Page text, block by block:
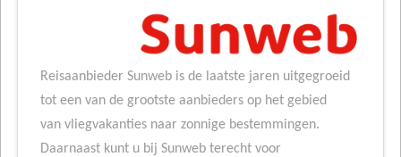
Reisaanbieder Sunweb is de laatste jaren uitgegroeid
tot een van de grootste aanbieders op het gebied
van vliegvakanties naar zonnige bestemmingen.
Daarnaast kunt u bij Sunweb terecht voor